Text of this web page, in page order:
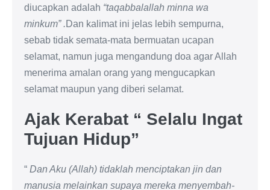
diucapkan adalah “taqabbalallah minna wa
minkum” .Dan kalimat ini jelas lebih sempurna,
sebab tidak semata-mata bermuatan ucapan
selamat, namun juga mengandung doa agar Allah
menerima amalan orang yang mengucapkan
selamat maupun yang diberi selamat.
Ajak Kerabat “ Selalu Ingat
Tujuan Hidup”
“ Dan Aku (Allah) tidaklah menciptakan jin dan
manusia melainkan supaya mereka menyembah-